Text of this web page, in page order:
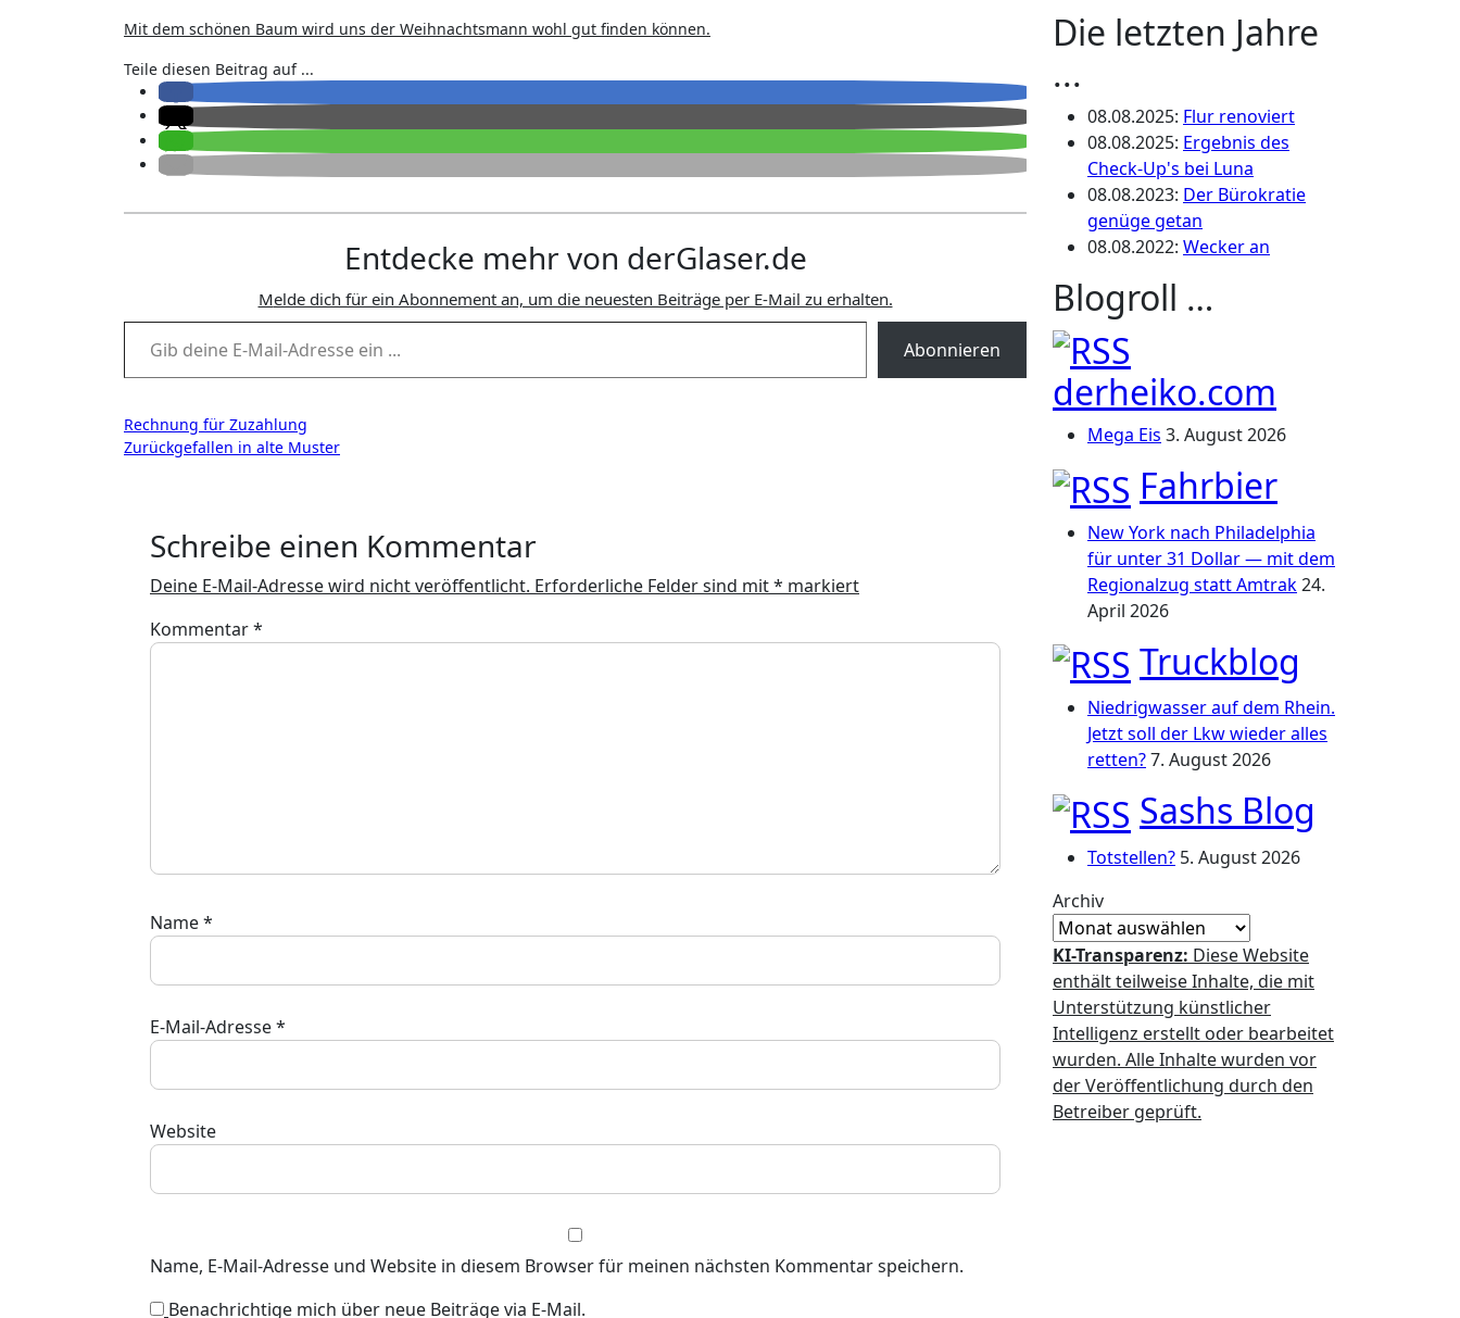
Mit dem schönen Baum wird uns der Weihnachtsmann wohl gut finden können.
Teile diesen Beitrag auf ...
Entdecke mehr von derGlaser.de
Melde dich für ein Abonnement an, um die neuesten Beiträge per E-Mail zu erhalten.
Gib deine E-Mail-Adresse ein ...
Abonnieren
Beitragsnavigation
Rechnung für Zuzahlung
Zurückgefallen in alte Muster
Schreibe einen Kommentar
Deine E-Mail-Adresse wird nicht veröffentlicht. Erforderliche Felder sind mit* markiert
Kommentar*
Name*
E-Mail-Adresse*
Website
Name, E-Mail-Adresse und Website in diesem Browser für meinen nächsten Kommentar speichern.
Benachrichtige mich über neue Beiträge via E-Mail.
Die letzten Jahre
...
08.08.2025: Flur renoviert
08.08.2025: Ergebnis des
Check-Up's bei Luna
08.08.2023: Der Bürokratie
genüge getan
08.08.2022: Wecker an
Blogroll …
derheiko.com
Mega Eis 3. August 2026
Fahrbier
New York nach Philadelphia
für unter 31 Dollar — mit dem
Regionalzug statt Amtrak24.
April 2026
Truckblog
Niedrigwasser auf dem Rhein.
Jetzt soll der Lkw wieder alles
retten?7. August 2026
Sashs Blog
Totstellen? 5. August 2026
Archiv
KI-Transparenz: Diese Website
enthält teilweise Inhalte, die mit
Unterstützung künstlicher
Intelligenz erstellt oder bearbeitet
wurden. Alle Inhalte wurden vor
der Veröffentlichung durch den
Betreiber geprüft.